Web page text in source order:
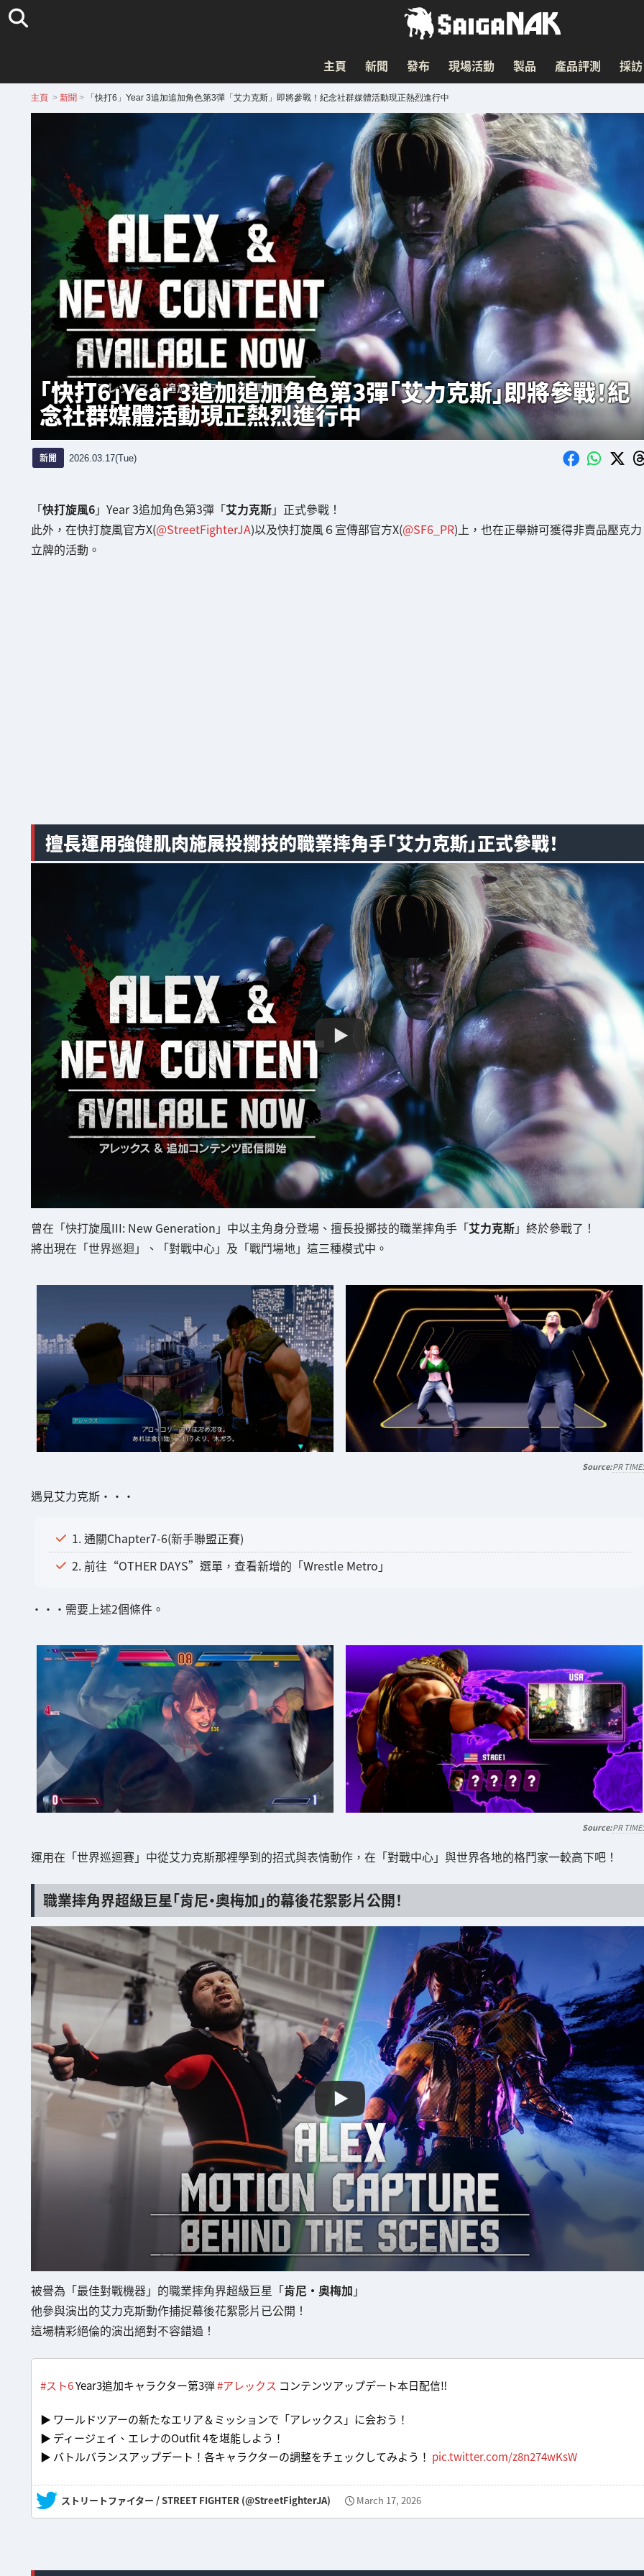
主頁 新聞 發布 現場活動 製品 產品評測 採訪
主頁 > 新聞 > 「快打6」Year 3追加追加角色第3彈「艾力克斯」即將參戰！紀念社群媒體活動現正熱烈進行中
「快打6」Year 3追加追加角色第3彈「艾力克斯」即將參戰！紀
念社群媒體活動現正熱烈進行中
新聞 2026.03.17(Tue)
「快打旋風6」Year 3追加角色第3彈「艾力克斯」正式參戰！
此外，在快打旋風官方X(@StreetFighterJA)以及快打旋風６宣傳部官方X(@SF6_PR)上，也在正舉辦可獲得非賣品壓克力
立牌的活動。
擅長運用強健肌肉施展投擲技的職業摔角手「艾力克斯」正式參戰！
曾在「快打旋風III: New Generation」中以主角身分登場、擅長投擲技的職業摔角手「艾力克斯」終於參戰了！
將出現在「世界巡迴」、「對戰中心」及「戰鬥場地」這三種模式中。
PR
遇見艾力克斯・・・
1. 通關Chapter7-6(新手聯盟正賽)
2. 前往“OTHER DAYS”選單，查看新增的「Wrestle Metro」
・・・需要上述2個條件。
PR
運用在「世界巡迴賽」中從艾力克斯那裡學到的招式與表情動作，在「對戰中心」與世界各地的格鬥家一較高下吧！
職業摔角界超級巨星「肯尼·奧梅加」的幕後花絮影片公開！
被譽為「最佳對戰機器」的職業摔角界超級巨星「肯尼·奧梅加 」
他參與演出的艾力克斯動作捕捉幕後花絮影片已公開！
這場精彩絕倫的演出絕對不容錯過！
#スト6Year3追加キャラクター第3弾#アレックス コンテンツアップデート本日配信‼
▶ ワールドツアーの新たなエリア＆ミッションで「アレックス」に会おう！
▶ ディージェイ、エレナのOutfit 4を堪能しよう！
▶ バトルバランスアップデート！各キャラクターの調整をチェックしてみよう！ pic.twitter.com/z8n274wKsW
— ストリートファイター / STREET FIGHTER (@StreetFighterJA) March 17, 2026